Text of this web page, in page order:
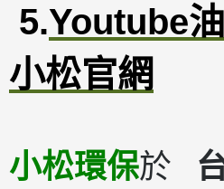
5.Youtube
小松官網
小松環保於